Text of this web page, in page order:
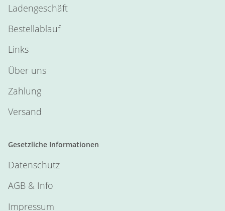
Ladengeschäft
Bestellablauf
Links
Über uns
Zahlung
Versand
Gesetzliche Informationen
Datenschutz
AGB & Info
Impressum